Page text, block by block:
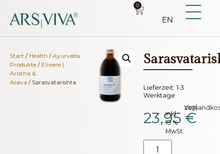
0
EN
Start / Health /Ayurveda
Produkte / Elixiere |
Aristha &
Asava / Sarasvatarishta
Lieferzeit: 1-3
Werktage
23,95 €
inkl.
19 %
MwSt.
zzgl.